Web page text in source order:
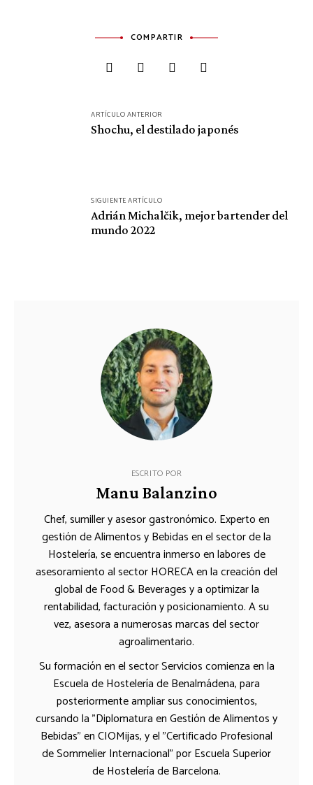
COMPARTIR
ARTÍCULO ANTERIOR
Shochu, el destilado japonés
SIGUIENTE ARTÍCULO
Adrián Michalčik, mejor bartender del
mundo 2022
ESCRITO POR
Manu Balanzino
Chef, sumiller y asesor gastronómico. Experto en
gestión de Alimentos y Bebidas en el sector de la
Hostelería, se encuentra inmerso en labores de
asesoramiento al sector HORECA en la creación del
global de Food & Beverages y a optimizar la
rentabilidad, facturación y posicionamiento. A su
vez, asesora a numerosas marcas del sector
agroalimentario.
Su formación en el sector Servicios comienza en la
Escuela de Hostelería de Benalmádena, para
posteriormente ampliar sus conocimientos,
cursando la "Diplomatura en Gestión de Alimentos y
Bebidas" en CIOMijas, y el "Certificado Profesional
de Sommelier Internacional" por Escuela Superior
de Hostelería de Barcelona.